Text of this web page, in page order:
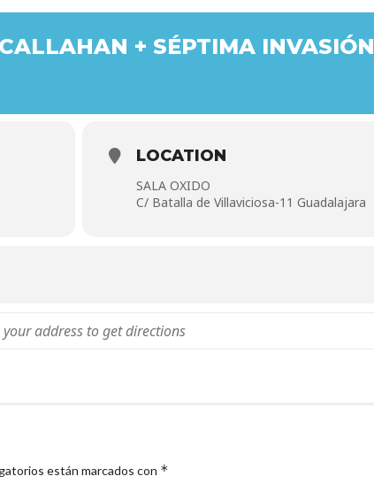
+ SÉPTIMA INVASIÓN
LOCATION
SALA OXIDO
C/ Batalla de Villaviciosa-11 Guadalajara
están marcados con *